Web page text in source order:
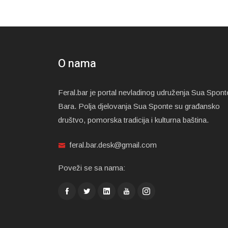
O nama
Feral.bar je portal nevladinog udruženja Sua
Bara. Polja djelovanja Sua Sponte su građansko
društvo, pomorska tradicija i kulturna baština.
feral.bar.desk@gmail.com
Poveži se sa nama: